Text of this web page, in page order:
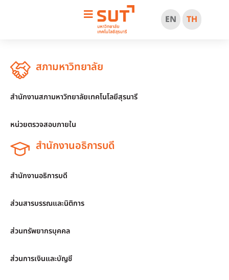
EN TH
สภามหาวิทยาลัย
สำนักงานสภามหาวิทยาลัยเทคโนโลยีสุรนารี
หน่วยตรวจสอบภายใน
สำนักงานอธิการบดี
สำนักงานอธิการบดี
ส่วนสารบรรณและนิติการ
ส่วนทรัพยากรบุคคล
ส่วนการเงินและบัญชี